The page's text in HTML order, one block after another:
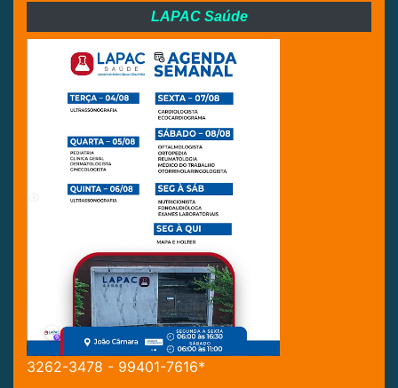
LAPAC Saúde
3262-3478 - 99401-7616*